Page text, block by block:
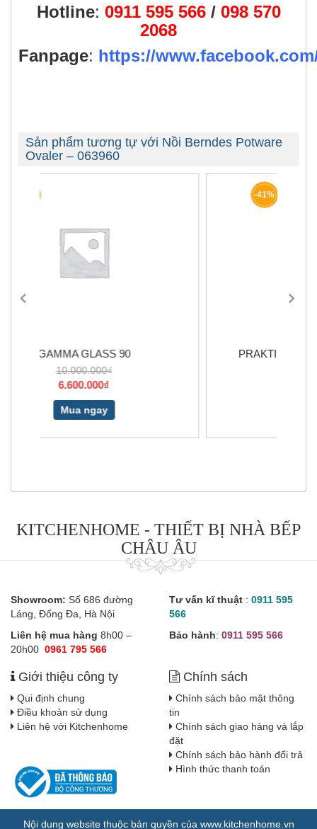
Hotline: 0911 595 566/ 098 570
2068
Fanpage: https://
Sản phẩm tương tự với Nồi Berndes Potware
Ovaler – 063960
PRAKTIKA DARLING ELO XS 3,2L
KITCHENHOME - THIẾT BỊ NHÀ BẾP
CHÂU ÂU
Showroom: Số 686 đường
Láng, Đống Đa, Hà Nội
Liên hệ mua hàng 8h00 –
20h00 0961 795 566
Tư vấn kĩ thuật : 0911 595
566
Bảo hành: 0911 595 566
Giới thiệu công ty
Qui định chung
Điều khoản sử dụng
Liên hệ với Kitchenhome
Chính sách
Chính sách bảo mật thông
tin
Chính sách giao hàng và lắp
đặt
Chính sách bảo hành đổi trả
Hình thức thanh toán
Nội dung website thuộc bản quyền của www.kitchenhome.vn